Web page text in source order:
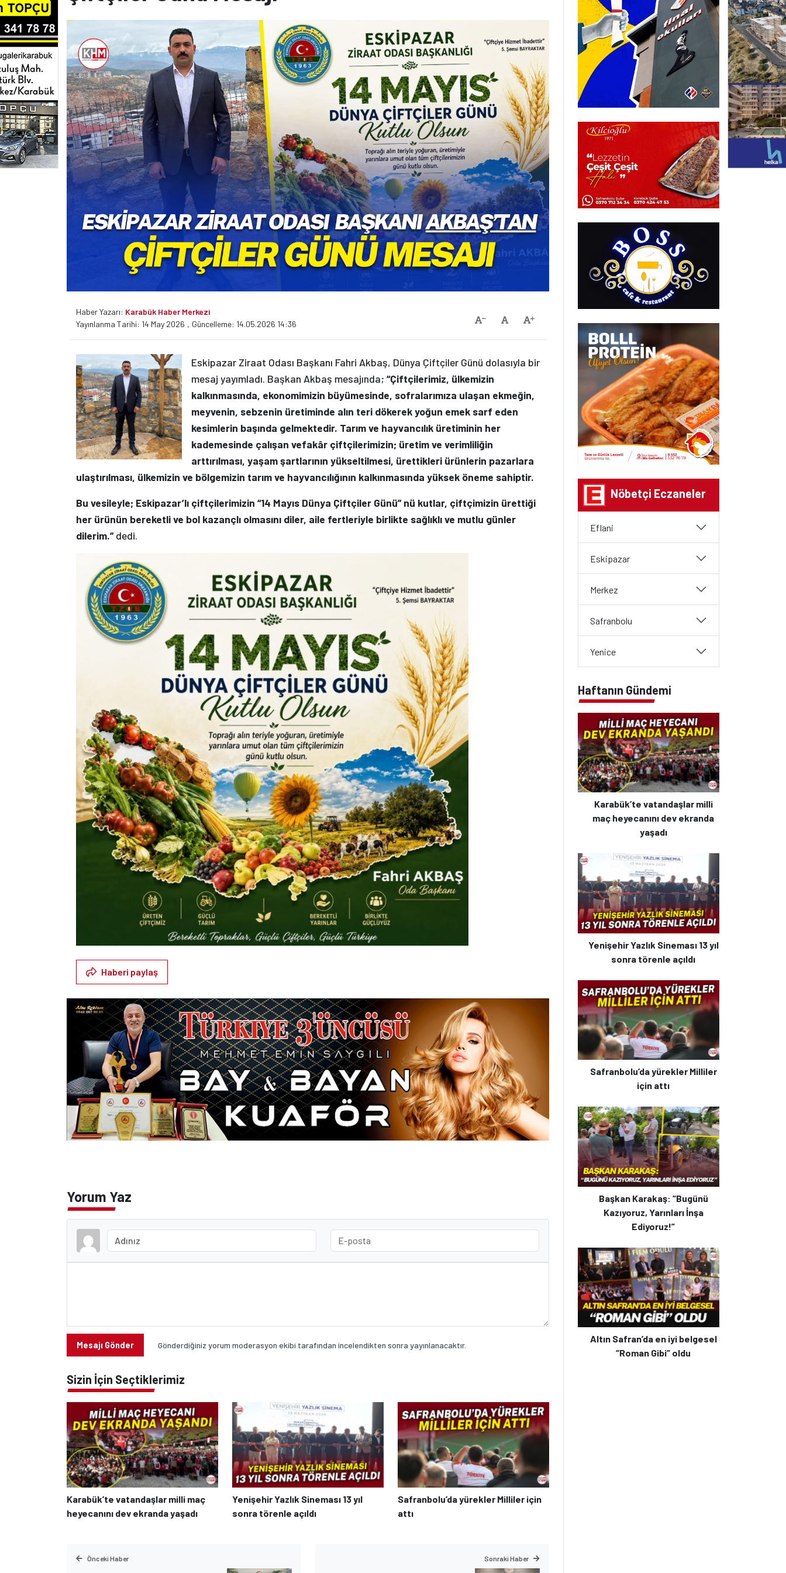
Haber Yazarı: Karabük Haber Merkezi
Yayınlanma Tarihi: 14 May 2026 , Güncelleme: 14.05.2026 14:36 Yazıyı KüçültVarsayılanYazıyı Büyüt
Eskipazar Ziraat Odası Başkanı Fahri Akbaş, Dünya Çiftçiler Günü dolasıyla bir
mesaj yayımladı. Başkan Akbaş mesajında; “Çiftçilerimiz, ülkemizin
kalkınmasında, ekonomimizin büyümesinde, sofralarımıza ulaşan ekmeğin,
meyvenin, sebzenin üretiminde alın teri dökerek yoğun emek sarf eden
kesimlerin başında gelmektedir. Tarım ve hayvancılık üretiminin her
kademesinde çalışan vefakâr çiftçilerimizin; üretim ve verimliliğin
arttırılması, yaşam şartlarının yükseltilmesi, ürettikleri ürünlerin pazarlara
ulaştırılması, ülkemizin ve bölgemizin tarım ve hayvancılığının kalkınmasında yüksek öneme sahiptir.
Bu vesileyle; Eskipazar’lı çiftçilerimizin “14 Mayıs Dünya Çiftçiler Günü” nü kutlar, çiftçimizin ürettiği
her ürünün bereketli ve bol kazançlı olmasını diler, aile fertleriyle birlikte sağlıklı ve mutlu günler
dilerim.”dedi.
Haberi paylaş
Yorum Yaz
Mesajı Gönder Gönderdiğiniz yorum moderasyon ekibi tarafından incelendikten sonra yayınlanacaktır.
Sizin İçin Seçtiklerimiz
Karabük’te vatandaşlar milli maç
heyecanını dev ekranda yaşadı
Yenişehir Yazlık Sineması 13 yıl
sonra törenle açıldı
Safranbolu’da yürekler Milliler için
attı
Önceki Haber Sonraki Haber
Nöbetçi Eczaneler
Eflani
Eskipazar
Merkez
Safranbolu
Yenice
Haftanın Gündemi
Karabük’te vatandaşlar milli
maç heyecanını dev ekranda
yaşadı
Yenişehir Yazlık Sineması 13 yıl
sonra törenle açıldı
Safranbolu’da yürekler Milliler
için attı
Başkan Karakaş: “Bugünü
Kazıyoruz, Yarınları İnşa
Ediyoruz!”
Altın Safran’da en iyi belgesel
“Roman Gibi” oldu